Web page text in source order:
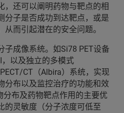
，还可以阐明药物与靶点的相
分子是否成功到达靶点，或是
而引起潜在的安全问题。
子成像系统。如Si78 PET设备
以及独立的多模式
CT（Albira）系统，实现
分布以及监控治疗的功能和效
分布及药物靶点作用的主要优
的灵敏度（分子浓度可低至